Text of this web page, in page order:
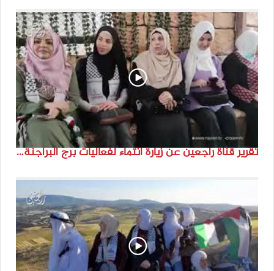
تقرير قناة راجعين عن زيارة انتماء لفعاليات برج البراجنة اعداد جنى شحرور